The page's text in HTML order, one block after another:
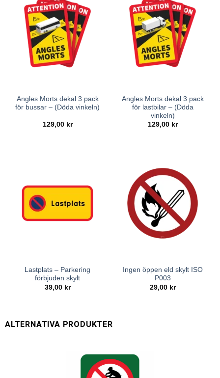
Angles Morts dekal 3 pack
för bussar – (Döda vinkeln)
129,00 kr
Angles Morts dekal 3 pack
för lastbilar – (Döda
vinkeln)
129,00 kr
Lastplats – Parkering
förbjuden skylt
39,00 kr
Ingen öppen eld skylt ISO
P003
29,00 kr